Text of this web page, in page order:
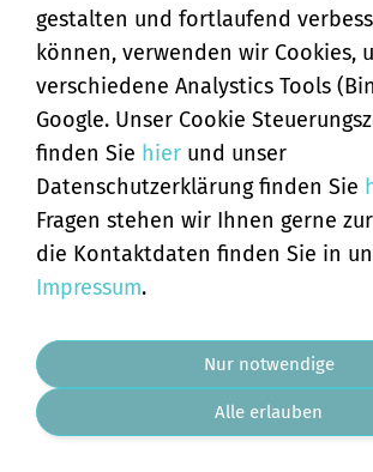
gestalten und fortlaufend
können, verwenden wir Cookies,
verschiedene Analystics Tools
Google. Unser Cookie
finden Sie hier und unser
Datenschutzerklärung finden Sie
Fragen stehen wir Ihnen gerne
die Kontaktdaten finden Sie in
Impressum.
Nur notwendige
Alle erlauben